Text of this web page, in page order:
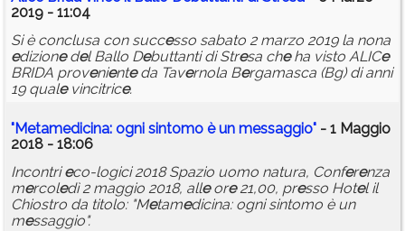
2019 - 11:04
Si è conclusa con successo sabato 2 marzo 2019 la nona
edizionedel Ballo Debuttanti di Stresa cheha visto ALICe
BRIDA provenienteda Tavernola Bergamasca (Bg) di anni
19 qualevincitrice.
"Metamedicina: ogni sintomo è un messaggio" - 1 Maggio
2018 - 18:06
Incontrieco-logici 2018 Spazio uomo natura, Conferenza
mercoledì 2 maggio 2018, alleore21,00, presso Hotel il
Chiostro da titolo: "Metamedicina: ogni sintomo è un
messaggio".